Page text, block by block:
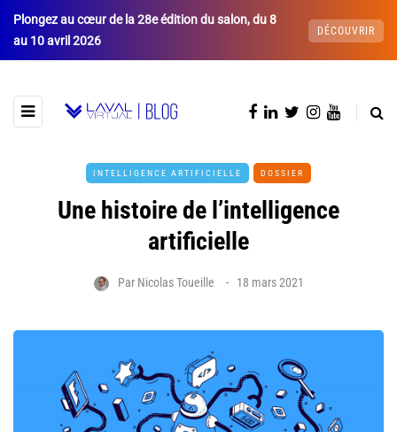
Plongez au cœur de la 28e édition du salon, du 8
au 10 avril 2026
DÉCOUVRIR
INTELLIGENCE ARTIFICIELLE DOSSIER
Une histoire de l’intelligence
artificielle
Par Nicolas Toueille 18 mars 2021